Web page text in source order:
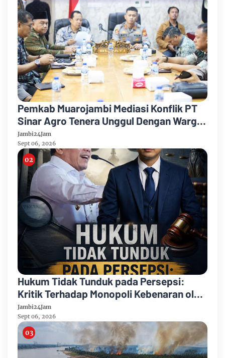
Pemkab Muarojambi Mediasi Konflik PT
Sinar Agro Tenera Unggul Dengan Warga
Sipin Teluk Duren
Jambi24Jam
Sept 06, 2026
Hukum Tidak Tunduk pada Persepsi:
Kritik Terhadap Monopoli Kebenaran oleh
Media dan Aktivis
Jambi24Jam
Sept 06, 2026